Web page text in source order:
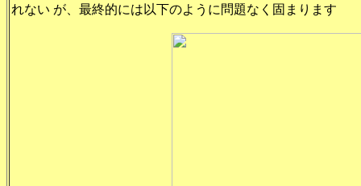
れない が、最終的には以下のように問題なく固まります